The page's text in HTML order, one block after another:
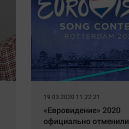
19.03.2020 11:22:21
«Евровидение» 2020
официально отменили